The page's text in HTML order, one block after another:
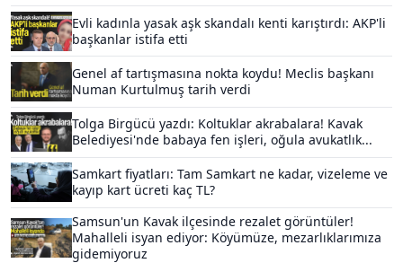
Evli kadınla yasak aşk skandalı kenti karıştırdı: AKP'li
başkanlar istifa etti
Genel af tartışmasına nokta koydu! Meclis başkanı
Numan Kurtulmuş tarih verdi
Tolga Birgücü yazdı: Koltuklar akrabalara! Kavak
Belediyesi'nde babaya fen işleri, oğula avukatlık...
Samkart fiyatları: Tam Samkart ne kadar, vizeleme ve
kayıp kart ücreti kaç TL?
Samsun'un Kavak ilçesinde rezalet görüntüler!
Mahalleli isyan ediyor: Köyümüze, mezarlıklarımıza
gidemiyoruz